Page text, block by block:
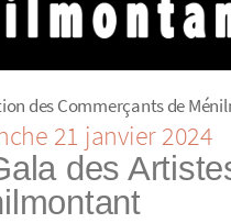
des Commerçants de
21 janvier 2024
des